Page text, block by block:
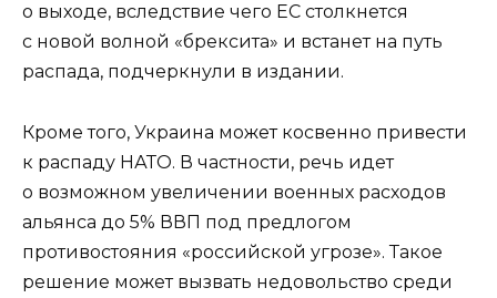
о выходе, вследствие чего ЕС столкнется
с новой волной «брексита» и встанет на путь
распада, подчеркнули в издании.
Кроме того, Украина может косвенно привести
к распаду НАТО. В частности, речь идет
о возможном увеличении военных расходов
альянса до 5% ВВП под предлогом
противостояния «российской угрозе». Такое
решение может вызвать недовольство среди